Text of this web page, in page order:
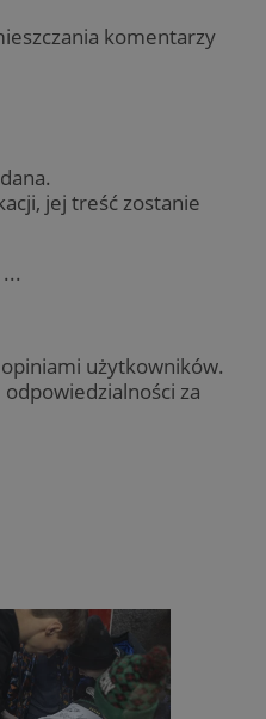
komentarzy
jej treść zostanie
użytkowników.
za